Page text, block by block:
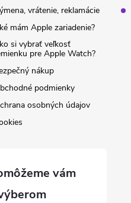
vrátenie, reklamácie
mám Apple zariadenie?
si vybrať veľkosť
pre Apple Watch?
nákup
podmienky
osobných údajov